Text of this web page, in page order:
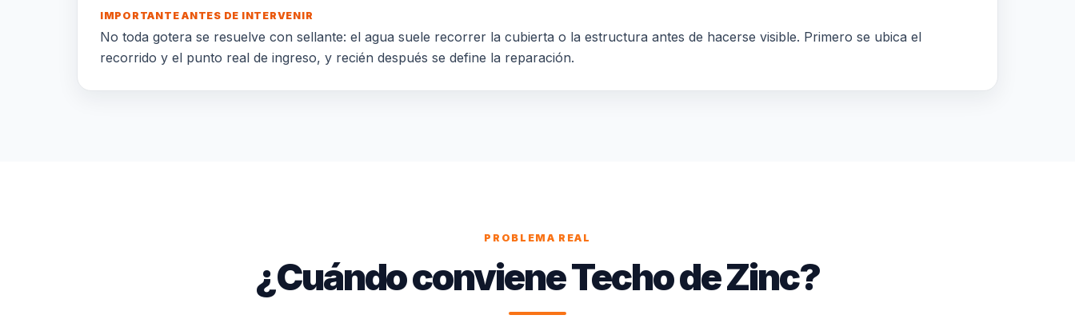
IMPORTANTE ANTES DE INTERVENIR
No toda gotera se resuelve con sellante: el agua suele recorrer la cubierta o la estructura antes de hacerse visible. Primero se ubica el
recorrido y el punto real de ingreso, y recién después se define la reparación.
PROBLEMA REAL
¿Cuándo conviene Techo de Zinc?